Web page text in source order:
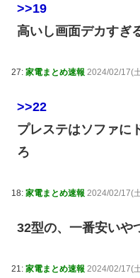
>>19
高いし画面デカすぎ
27: 家電まとめ速報 2024/02/17(
>>22
プレステはソファに
ろ
18: 家電まとめ速報 2024/02/17(
32型の、一番安いや
21: 家電まとめ速報 2024/02/17(